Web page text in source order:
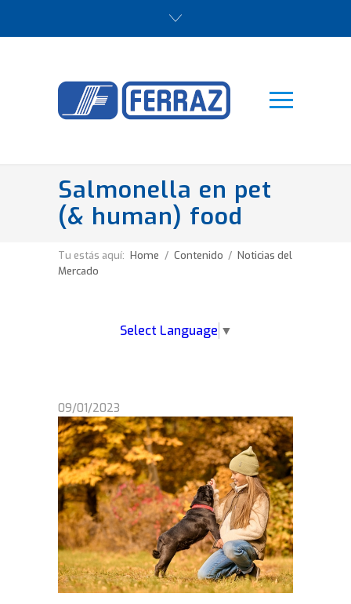
Salmonella en pet
(& human) food
Tu estás aquí: Home / Contenido / Noticias del
Mercado
Select Language ▼
09/01/2023